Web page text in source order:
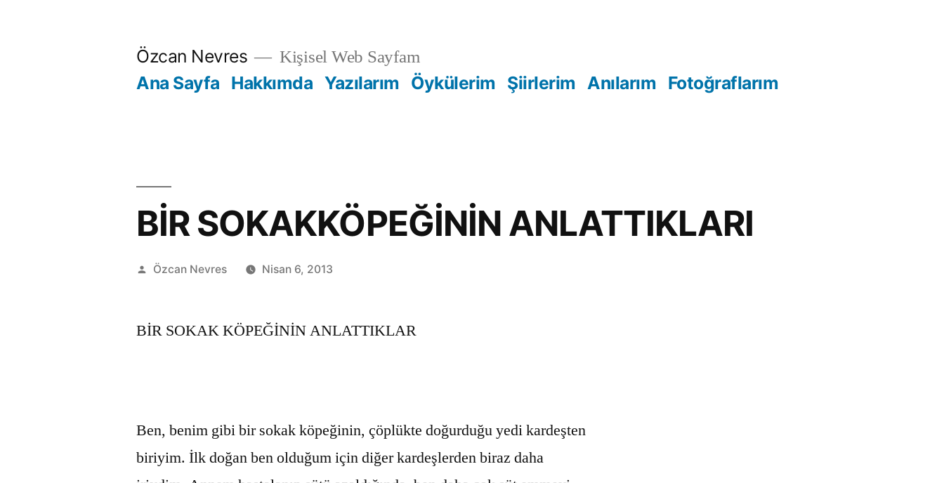
Özcan Nevres Kişisel Web Sayfam
Ana Sayfa Hakkımda Yazılarım Öykülerim Şiirlerim Anılarım Fotoğraflarım
BİR SOKAKKÖPEĞİNİN ANLATTIKLARI
Gönderen:
Özcan Nevres Nisan 6, 2013
BİR SOKAK KÖPEĞİNİN ANLATTIKLAR
Ben, benim gibi bir sokak köpeğinin, çöplükte doğurduğu yedi kardeşten
biriyim. İlk doğan ben olduğum için diğer kardeşlerden biraz daha